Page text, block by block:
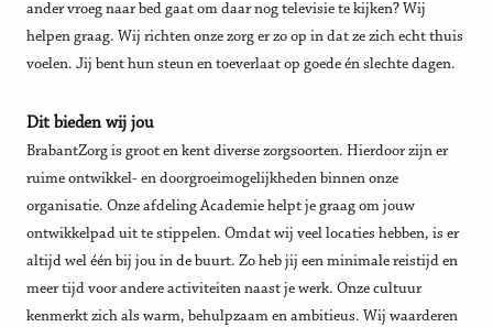
ander vroeg naar bed gaat om daar nog televisie te kijken? Wij
helpen graag. Wij richten onze zorg er zo op in dat ze zich echt thuis
voelen. Jij bent hun steun en toeverlaat op goede én slechte dagen.
Dit bieden wij jou
BrabantZorg is groot en kent diverse zorgsoorten. Hierdoor zijn er
ruime ontwikkel- en doorgroeimogelijkheden binnen onze
organisatie. Onze afdeling Academie helpt je graag om jouw
ontwikkelpad uit te stippelen. Omdat wij veel locaties hebben, is er
altijd wel één bij jou in de buurt. Zo heb jij een minimale reistijd en
meer tijd voor andere activiteiten naast je werk. Onze cultuur
kenmerkt zich als warm, behulpzaam en ambitieus. Wij waarderen